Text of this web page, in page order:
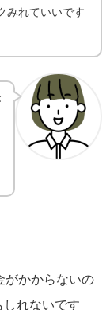
みれていいです
がかからないの
れないです